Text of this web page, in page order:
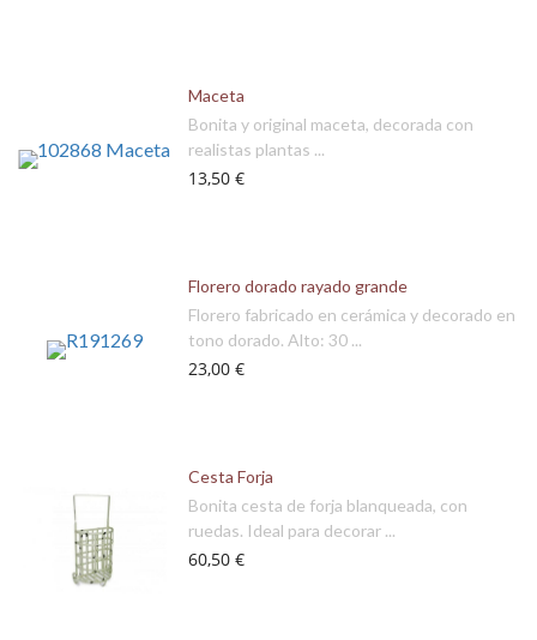
Maceta
Bonita y original maceta, decorada con
realistas plantas ...
13,50 €
Florero dorado rayado grande
Florero fabricado en cerámica y decorado en
tono dorado. Alto: 30 ...
23,00 €
Cesta Forja
Bonita cesta de forja blanqueada, con
ruedas. Ideal para decorar ...
60,50 €